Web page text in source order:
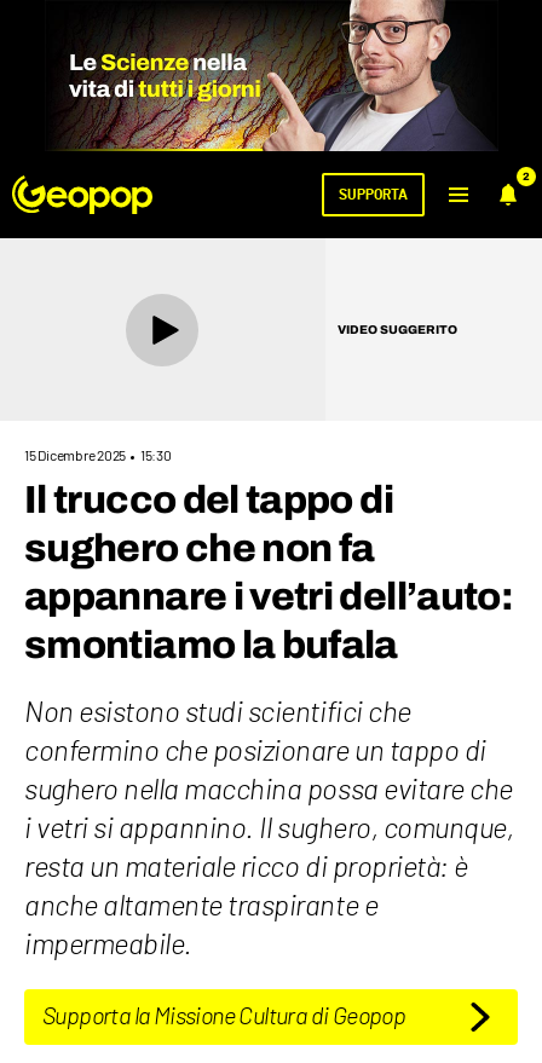
2
SUPPORTA
VIDEO SUGGERITO
15 Dicembre 2025 15:30
Il trucco del tappo di
sughero che non fa
appannare i vetri dell’auto:
smontiamo la bufala
Non esistono studi scientifici che
confermino che posizionare un tappo di
sughero nella macchina possa evitare che
i vetri si appannino. Il sughero, comunque,
resta un materiale ricco di proprietà: è
anche altamente traspirante e
impermeabile.
Supporta la Missione Cultura di Geopop